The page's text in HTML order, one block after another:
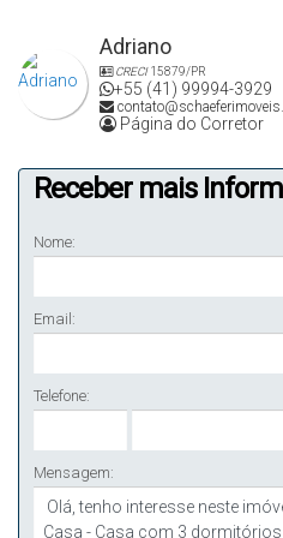
alterações sem aviso prévio.
informações atualizadas sobre o
para venda. Ética,
negociação!
Adriano
CRECI15879/PR
+55 (41) 99994-3929
Página do Corretor
Receber mais
Nome:
Email:
Telefone:
Mensagem: